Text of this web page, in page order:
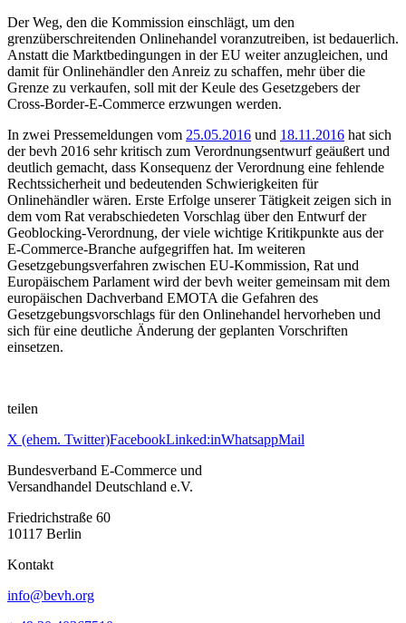
Der Weg, den die Kommission einschlägt, um den
grenzüberschreitenden Onlinehandel voranzutreiben, ist bedauerlich.
Anstatt die Marktbedingungen in der EU weiter anzugleichen, und
damit für Onlinehändler den Anreiz zu schaffen, mehr über die
Grenze zu verkaufen, soll mit der Keule des Gesetzgebers der
Cross-Border-E-Commerce erzwungen werden.
In zwei Pressemeldungen vom 25.05.2016 und 18.11.2016 hat sich
der bevh 2016 sehr kritisch zum Verordnungsentwurf geäußert und
deutlich gemacht, dass Konsequenz der Verordnung eine fehlende
Rechtssicherheit und bedeutenden Schwierigkeiten für
Onlinehändler wären. Erste Erfolge unserer Tätigkeit zeigen sich in
dem vom Rat verabschiedeten Vorschlag über den Entwurf der
Geoblocking-Verordnung, der viele wichtige Kritikpunkte aus der
E-Commerce-Branche aufgegriffen hat. Im weiteren
Gesetzgebungsverfahren zwischen EU-Kommission, Rat und
Europäischem Parlament wird der bevh weiter gemeinsam mit dem
europäischen Dachverband EMOTA die Gefahren des
Gesetzgebungsvorschlags für den Onlinehandel hervorheben und
sich für eine deutliche Änderung der geplanten Vorschriften
einsetzen.
teilen
X (ehem. Twitter)FacebookLinked:inWhatsappMail
Bundesverband E-Commerce und
Versandhandel Deutschland e.V.
Friedrichstraße 60
10117 Berlin
Kontakt
info@bevh.org